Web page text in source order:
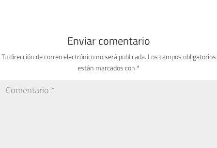
Enviar comentario
Tu dirección de correo electrónico no será publicada. Los campos obligatorios
están marcados con *